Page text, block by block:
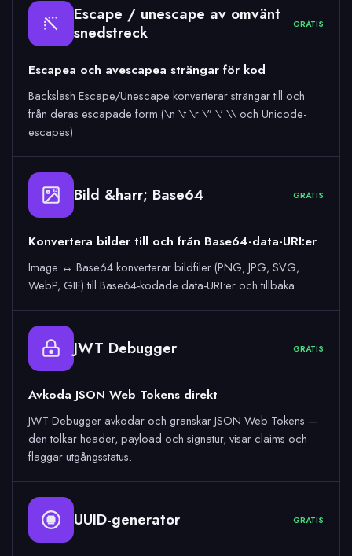
Escape / unescape av omvänt
snedstreck
GRATIS
Escapea och avescapea strängar för kod
Backslash Escape/Unescape konverterar strängar till och
från deras escapade form (\n \t \r \" \' \\ och Unicode-
escapes).
64 Bild &harr; Base64 GRATIS
Konvertera bilder till och från Base64-data-URI:er
Image ↔ Base64 konverterar bildfiler (PNG, JPG, SVG,
WebP, GIF) till Base64-kodade data-URI:er och tillbaka.
JWT Debugger GRATIS
Avkoda JSON Web Tokens direkt
JWT Debugger avkodar och granskar JSON Web Tokens —
den tolkar header, payload och signatur, visar claims och
flaggar utgångsstatus.
UUID-generator GRATIS